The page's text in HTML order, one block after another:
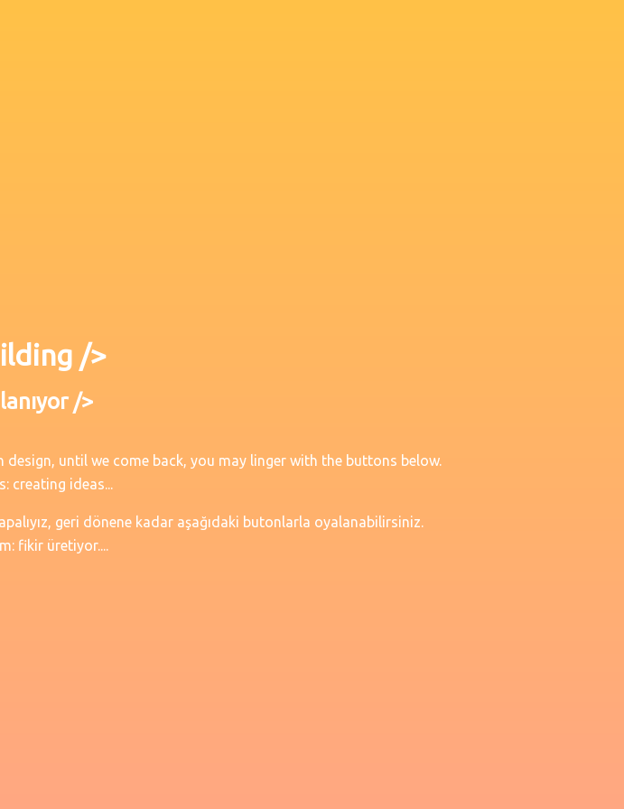
/>
/>
until we come back, you may linger with the buttons below.
creating ideas...
geri dönene kadar aşağıdaki butonlarla oyalanabilirsiniz.
fikir üretiyor....